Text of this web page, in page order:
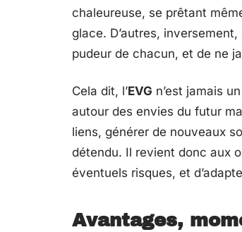
chaleureuse, se prêtant
glace. D’autres,
pudeur de chacun, et de ne
Cela dit, l’EVG n’est jamais
autour des envies du futur
liens, générer de nouveaux
détendu. Il revient donc aux
éventuels risques, et
Avantages,